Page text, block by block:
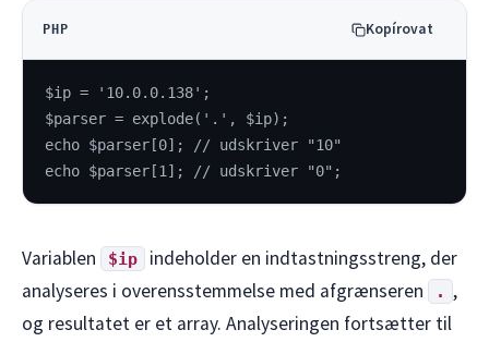
PHP Kopírovat
$ip = '10.0.0.138';
$parser = explode('.', $ip);
echo $parser[0]; // udskriver "10"
echo $parser[1]; // udskriver "0";
Variablen $ip
indeholder en indtastningsstreng, der
analyseres i overensstemmelse med afgrænseren
.
,
og resultatet er et array. Analyseringen fortsætter til